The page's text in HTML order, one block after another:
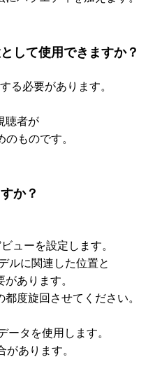
して使用できますか？
る必要があります。
聴者が
ものです。
か？
ューを設定します。
ルに関連した位置と
あります。
度旋回させてください。
ータを使用します。
あります。